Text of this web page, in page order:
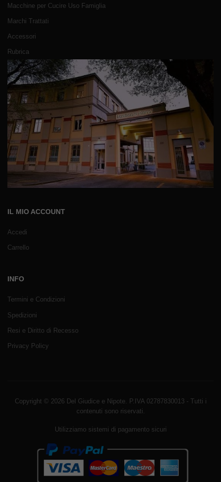
Macchine per Cucire Uso Famiglia
Marchi Trattati
Accessori
Rubrica
IL MIO ACCOUNT
Accedi
Carrello
INFO
Termini e Condizioni
Spedizioni
Resi e Diritto di Recesso
Privacy Policy
Copyright © 2026 Del Giudice e Nipote. P.IVA 02787830013 - Tutti i
contenuti sono riservati.
Utilizziamo sistemi di pagamento sicuri